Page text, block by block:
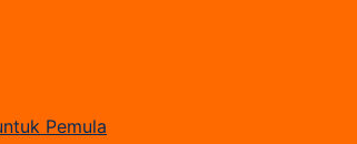
Pemula